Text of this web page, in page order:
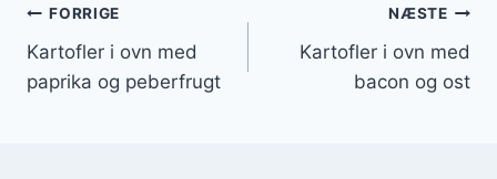
Indlægsnavigation
FORRIGE
Kartofler i ovn med
paprika og peberfrugt
NÆSTE
Kartofler i ovn med
bacon og ost